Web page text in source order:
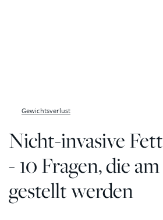
Gewichtsverlust
Nicht-invasive
- 10 Fragen, die
gestellt werden